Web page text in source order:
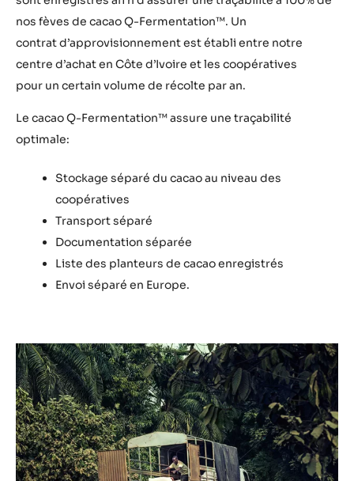
nos fèves de cacao Q-Fermentation™. Un
contrat d’approvisionnement est établi entre notre
centre d’achat en Côte d’Ivoire et les coopératives
pour un certain volume de récolte par an.
Le cacao Q-Fermentation™ assure une traçabilité
optimale:
Stockage séparé du cacao au niveau des
coopératives
Transport séparé
Documentation séparée
Liste des planteurs de cacao enregistrés
Envoi séparé en Europe.